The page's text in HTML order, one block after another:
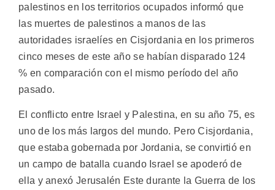
palestinos en los territorios ocupados informó que
las muertes de palestinos a manos de las
autoridades israelíes en Cisjordania en los primeros
cinco meses de este año se habían disparado 124
% en comparación con el mismo período del año
pasado.
El conflicto entre Israel y Palestina, en su año 75, es
uno de los más largos del mundo. Pero Cisjordania,
que estaba gobernada por Jordania, se convirtió en
un campo de batalla cuando Israel se apoderó de
ella y anexó Jerusalén Este durante la Guerra de los